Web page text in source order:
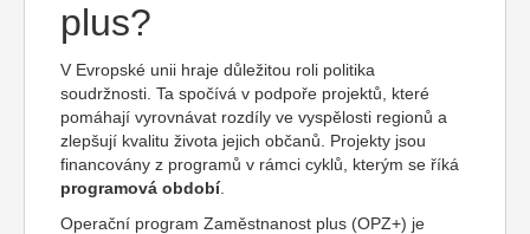
plus?
V Evropské unii hraje důležitou roli politika
soudržnosti. Ta spočívá v podpoře projektů, které
pomáhají vyrovnávat rozdíly ve vyspělosti regionů a
zlepšují kvalitu života jejich občanů. Projekty jsou
financovány z programů v rámci cyklů, kterým se říká
programová období.
Operační program Zaměstnanost plus (OPZ+) je